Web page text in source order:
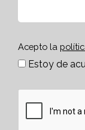
Acepto la
Estoy de